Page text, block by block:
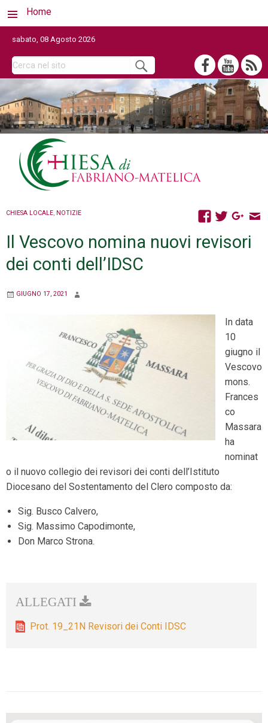
Home
sabato, 08 Agosto 2026
CHIESA LOCALE, NOTIZIE
Il Vescovo nomina nuovi revisori
dei conti dell’IDSC
GIUGNO 17, 2021
In data
10
giugno il
Vescovo
mons.
Frances
co
Massara
ha
nominat
o il nuovo collegio dei revisori dei conti dell’Istituto
Diocesano del Sostentamento del Clero composto da:
Sig. Busco Calvero,
Sig. Massimo Capodimonte,
Don Marco Strona.
Prot. 19_21N Revisori dei Conti IDSC